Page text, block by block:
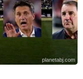
planetabj.com